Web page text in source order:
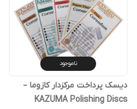
ناموجود
دیسک پرداخت مرکزدار کازوما –
KAZUMA Polishing Discs